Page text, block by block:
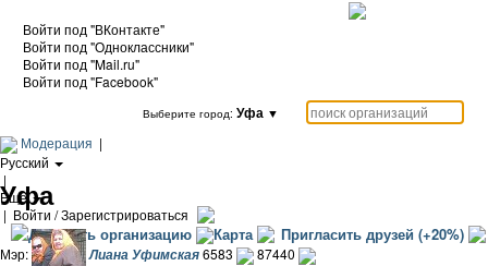
Войти под "ВКонтакте"
Войти под "Одноклассники"
Войти под "Mail.ru"
Войти под "Facebook"
Выберите город: Уфа ▼
Модерация |
Русский
|
Еще
| Войти / Зарегистрироваться
Добавить организацию Карта Пригласить друзей (+20%)
Уфа
Мэр: Лиана Уфимская6583 87440